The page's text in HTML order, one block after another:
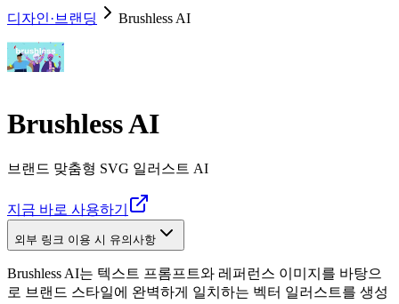
디자인·브랜딩
Brushless AI
Brushless AI
브랜드 맞춤형 SVG 일러스트 AI
지금 바로 사용하기
외부 링크 이용 시 유의사항
Brushless AI는 텍스트 프롬프트와 레퍼런스 이미지를 바탕으
로 브랜드 스타일에 완벽하게 일치하는 벡터 일러스트를 생성